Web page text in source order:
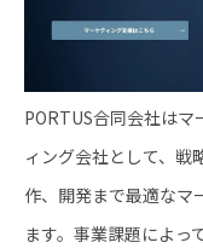
PORTUS合同会社は
ィング会社として、戦
作、開発まで最適なマ
ます。事業課題によっ